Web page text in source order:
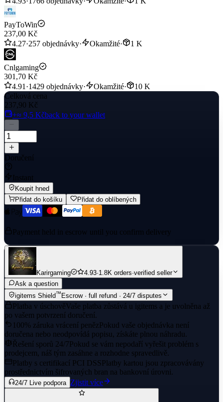
PayToWin
237,00 Kč
4.27·257 objednávky· Okamžité· 1 K
Cnlgaming
301,70 Kč
4.91 ·1429 objednávky· Okamžité·
10 K
Celková cena
237,90 Kč
+≈ 9,5 Kčback to your wallet
Doručení
Instant
Koupit hned
Přidat do košíku
Přidat do oblíbených
Payment held in escrow until you confirm delivery
Karirgaming 4.93·1.8K orders·verified seller
Ask a question
igitems Shield™ Escrow · full refund · 24/7 disputes
Platba v úschověVaše platba zůstává u igitems a je uvolněna až
po vašem potvrzení doručení.
100% záruka vrácení penězPokud vaše objednávka není
doručena nebo neodpovídá popisu, získáte plnou náhradu.
Řešení sporů 24/7Pokud se vám nepodaří vyřešit problém s
prodejcem, náš tým zasáhne a rozhodne spravedlivě.
Platby s certifikací PCI DSSPlatby kartou jsou zpracovávány
prostřednictvím šifrovaných bran na bankovní úrovni.
24/7 Live podpora Zjistit více